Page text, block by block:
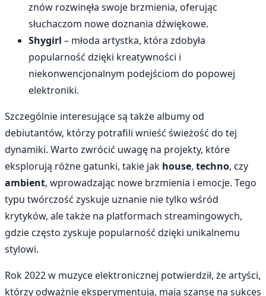
znów rozwinęła swoje brzmienia, oferując
słuchaczom nowe doznania dźwiękowe.
Shygirl – młoda artystka, która zdobyła
popularność dzięki kreatywności i
niekonwencjonalnym podejściom do popowej
elektroniki.
Szczególnie interesujące są także albumy od
debiutantów, którzy potrafili wnieść świeżość do tej
dynamiki. Warto zwrócić uwagę na projekty, które
eksplorują różne gatunki, takie jak house, techno, czy
ambient, wprowadzając nowe brzmienia i emocje. Tego
typu twórczość zyskuje uznanie nie tylko wśród
krytyków, ale także na platformach streamingowych,
gdzie często zyskuje popularność dzięki unikalnemu
stylowi.
Rok 2022 w muzyce elektronicznej potwierdził, że artyści,
którzy odważnie eksperymentują, mają szansę na sukces